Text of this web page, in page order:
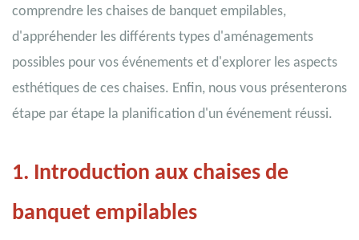
comprendre les chaises de banquet empilables,
d'appréhender les différents types d'aménagements
possibles pour vos événements et d'explorer les aspects
esthétiques de ces chaises. Enfin, nous vous présenterons
étape par étape la planification d'un événement réussi.
1. Introduction aux chaises de
banquet empilables